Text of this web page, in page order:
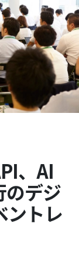
、AI
のデジ
ントレ